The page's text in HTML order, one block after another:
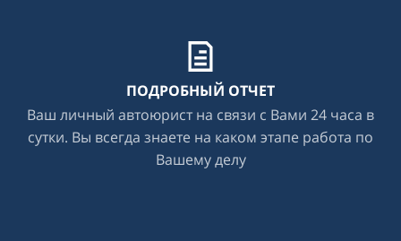
ПОДРОБНЫЙ ОТЧЕТ
Ваш личный автоюрист на связи с Вами 24 часа в
сутки. Вы всегда знаете на каком этапе работа по
Вашему делу